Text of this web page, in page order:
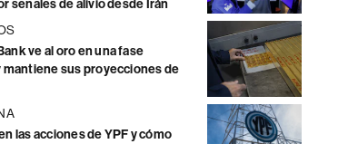
señales de alivio desde Irán
ve al oro en una fase
mantiene sus proyecciones de
las acciones de YPF y cómo